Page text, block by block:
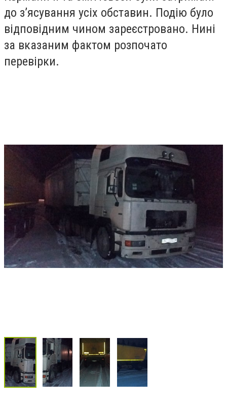
до з’ясування усіх обставин. Подію було
відповідним чином зареєстровано. Нині
за вказаним фактом розпочато
перевірки.